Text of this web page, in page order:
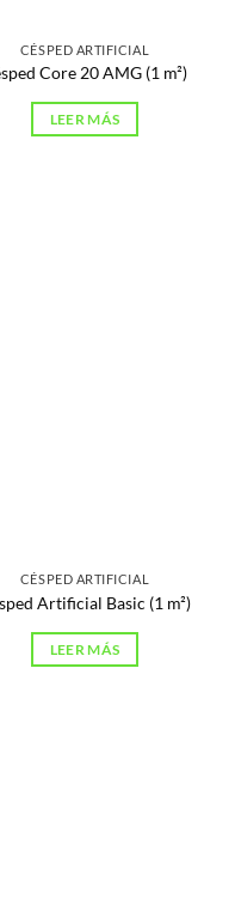
CÉSPED ARTIFICIAL
Core 20 AMG (1 m²)
LEER MÁS
CÉSPED ARTIFICIAL
Artificial Basic (1 m²)
LEER MÁS